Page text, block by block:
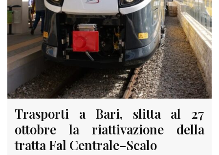
Trasporti a Bari, slitta al 27
ottobre la riattivazione della
tratta Fal Centrale–Scalo